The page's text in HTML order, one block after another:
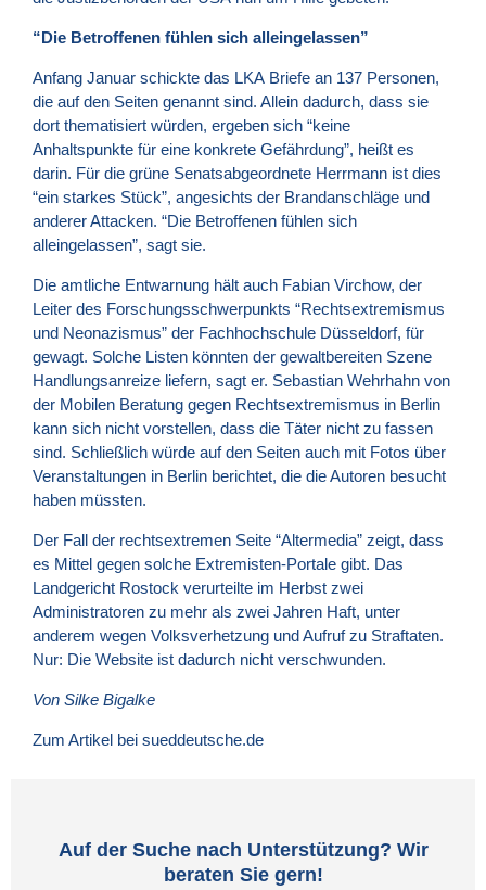
“Die Betroffenen fühlen sich alleingelassen”
Anfang Januar schickte das LKA Briefe an 137 Personen,
die auf den Seiten genannt sind. Allein dadurch, dass sie
dort thematisiert würden, ergeben sich “keine
Anhaltspunkte für eine konkrete Gefährdung”, heißt es
darin. Für die grüne Senatsabgeordnete Herrmann ist dies
“ein starkes Stück”, angesichts der Brandanschläge und
anderer Attacken. “Die Betroffenen fühlen sich
alleingelassen”, sagt sie.
Die amtliche Entwarnung hält auch Fabian Virchow, der
Leiter des Forschungsschwerpunkts “Rechtsextremismus
und Neonazismus” der Fachhochschule Düsseldorf, für
gewagt. Solche Listen könnten der gewaltbereiten Szene
Handlungsanreize liefern, sagt er. Sebastian Wehrhahn von
der Mobilen Beratung gegen Rechtsextremismus in Berlin
kann sich nicht vorstellen, dass die Täter nicht zu fassen
sind. Schließlich würde auf den Seiten auch mit Fotos über
Veranstaltungen in Berlin berichtet, die die Autoren besucht
haben müssten.
Der Fall der rechtsextremen Seite “Altermedia” zeigt, dass
es Mittel gegen solche Extremisten-Portale gibt. Das
Landgericht Rostock verurteilte im Herbst zwei
Administratoren zu mehr als zwei Jahren Haft, unter
anderem wegen Volksverhetzung und Aufruf zu Straftaten.
Nur: Die Website ist dadurch nicht verschwunden.
Von Silke Bigalke
Zum Artikel bei sueddeutsche.de
Auf der Suche nach Unterstützung? Wir
beraten Sie gern!